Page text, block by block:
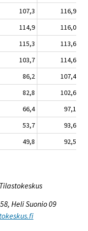
107,3
116,9
114,9
116,0
115,3
113,6
103,7
114,6
86,2
107,4
82,8
102,6
66,4
97,1
53,7
93,6
49,8 92,5
Heli Suonio 09